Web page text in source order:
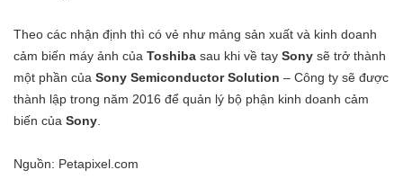
Theo các nhận định thì có vẻ như mảng sản xuất và kinh doanh
cảm biến máy ảnh của Toshiba sau khi về tay Sony sẽ trở thành
một phần của Sony Semiconductor Solution – Công ty sẽ được
thành lập trong năm 2016 để quản lý bộ phận kinh doanh cảm
biến của Sony.
Nguồn: Petapixel.com